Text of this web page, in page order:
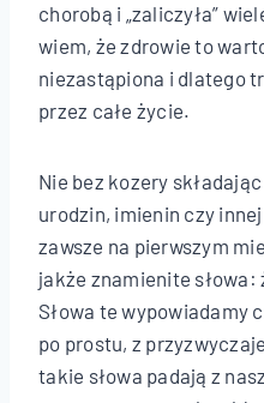
chorobą i „zaliczyła”
wiem, że zdrowie to
niezastąpiona i dlatego
przez całe życie.
Nie bez kozery
urodzin, imienin czy
zawsze na pierwszym
jakże znamienite
Słowa te wypowiadamy
po prostu, z
takie słowa padają z